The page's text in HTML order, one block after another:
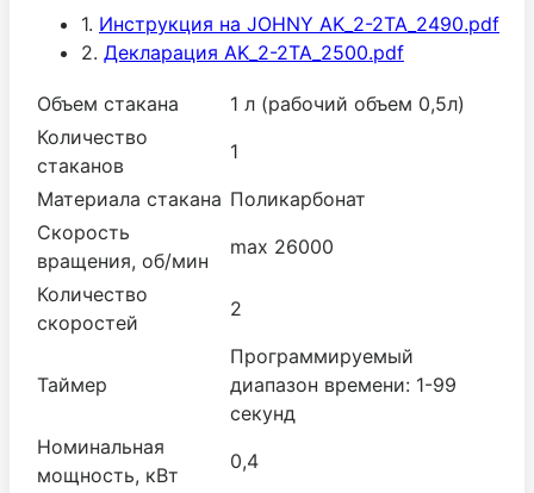
1. Инструкция на JOHNY AK_2-2TA_2490.pdf
2. Декларация AK_2-2TA_2500.pdf
Объем стакана
1 л (рабочий объем 0,5л)
Количество
стаканов
1
Материала стакана Поликарбонат
Скорость
вращения, об/мин
max 26000
Количество
скоростей
2
Таймер
Программируемый
диапазон времени: 1-99
секунд
Номинальная
мощность, кВт
0,4